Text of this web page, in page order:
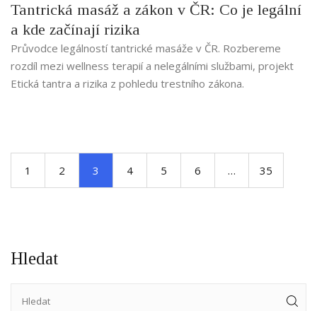
Tantrická masáž a zákon v ČR: Co je legální
a kde začínají rizika
Průvodce legálností tantrické masáže v ČR. Rozbereme
rozdíl mezi wellness terapií a nelegálními službami, projekt
Etická tantra a rizika z pohledu trestního zákona.
1 2 3 4 5 6 … 35
Hledat